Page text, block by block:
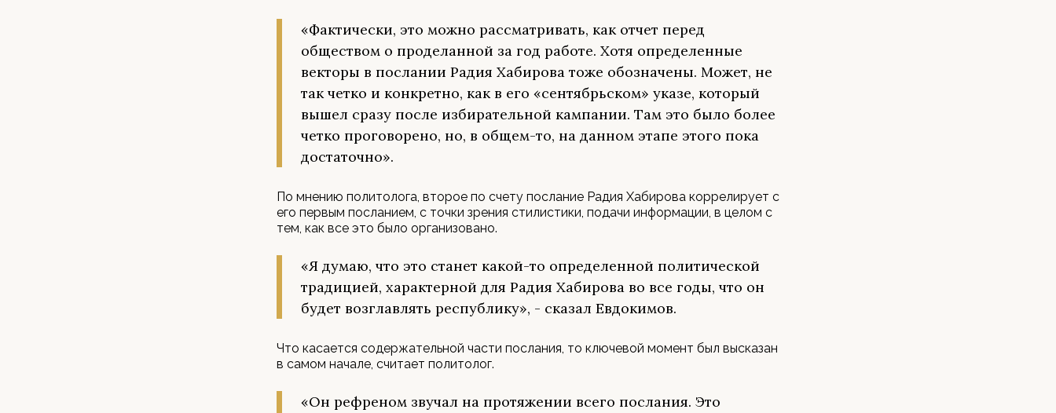
«Фактически, это можно рассматривать, как отчет перед
обществом о проделанной за год работе. Хотя определенные
векторы в послании Радия Хабирова тоже обозначены. Может, не
так четко и конкретно, как в его «сентябрьском» указе, который
вышел сразу после избирательной кампании. Там это было более
четко проговорено, но, в общем-то, на данном этапе этого пока
достаточно».
По мнению политолога, второе по счету послание Радия Хабирова коррелирует с
его первым посланием, с точки зрения стилистики, подачи информации, в целом с
тем, как все это было организовано.
«Я думаю, что это станет какой-то определенной политической
традицией, характерной для Радия Хабирова во все годы, что он
будет возглавлять республику», - сказал Евдокимов.
Что касается содержательной части послания, то ключевой момент был высказан
в самом начале, считает политолог.
«Он рефреном звучал на протяжении всего послания. Это